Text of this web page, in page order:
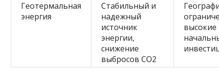
Геотермальная
энергия
Стабильный и
надежный
источник
энергии,
снижение
выбросов CO2
высокие